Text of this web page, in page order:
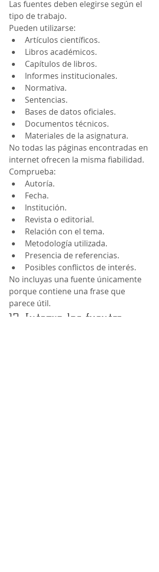
Las fuentes deben elegirse según el
tipo de trabajo.
Pueden utilizarse:
Artículos científicos.
Libros académicos.
Capítulos de libros.
Informes institucionales.
Normativa.
Sentencias.
Bases de datos oficiales.
Documentos técnicos.
Materiales de la asignatura.
No todas las páginas encontradas en
internet ofrecen la misma fiabilidad.
Comprueba:
Autoría.
Fecha.
Institución.
Revista o editorial.
Relación con el tema.
Metodología utilizada.
Presencia de referencias.
Posibles conflictos de interés.
No incluyas una fuente únicamente
porque contiene una frase que
parece útil.
12. Integra las fuentes